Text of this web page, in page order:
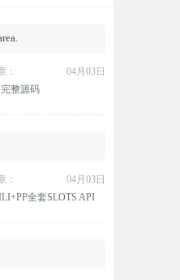
：
04月03日
完整源码
：
04月03日
全套SLOTS API